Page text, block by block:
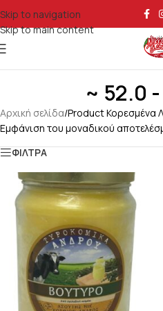
Skip to navigation
Skip to main content
~ 52.0
Αρχική σελίδα/Product Κορεσμένα
Εμφάνιση του μοναδικού
ΦΙΛΤΡΑ